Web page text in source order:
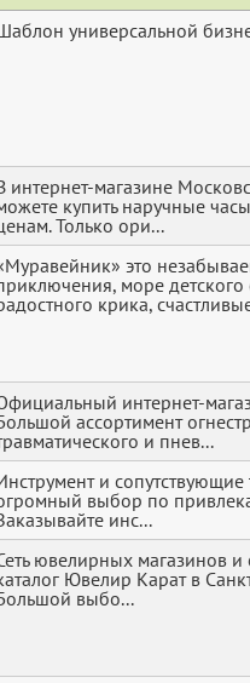
универсальной
интернет-магазине
купить наручные
Только ори...
это
море детского
крика,
интернет-
ассортимент
и пнев...
и
выбор по
инс...
ювелирных магазинов
Ювелир Карат в
выбо...